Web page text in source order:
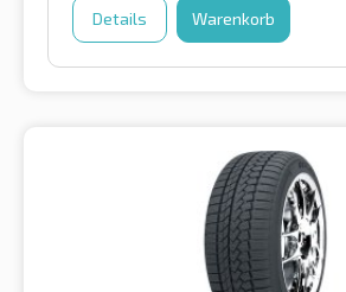
Details Warenkorb